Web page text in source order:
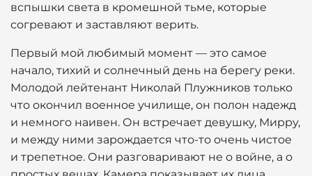
вспышки света в кромешной тьме, которые
согревают и заставляют верить.
Первый мой любимый момент — это самое
начало, тихий и солнечный день на берегу реки.
Молодой лейтенант Николай Плужников только
что окончил военное училище, он полон надежд
и немного наивен. Он встречает девушку, Мирру,
и между ними зарождается что-то очень чистое
и трепетное. Они разговаривают не о войне, а о